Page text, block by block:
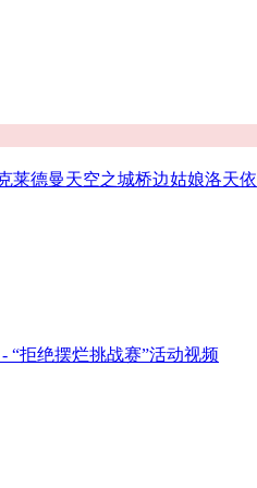
莱德曼天空之城桥边姑娘洛天依
“拒绝摆烂挑战赛”活动视频